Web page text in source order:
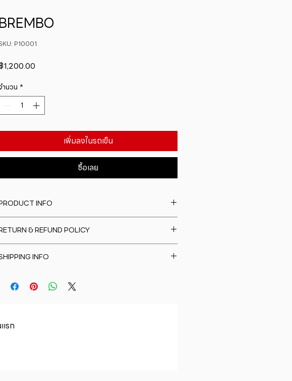
BREMBO
P10001
1,200.00
ำนวน *
เพิ่มลงในรถเข็น
ซื้อเลย
INFO
about your product such as sizing,
care and cleaning instructions. This is also a
space to write what makes this product
& REFUND POLICY
let your customers know what to do in case they
straightforward refund or exchange policy is a great
way to build trust and reassure your customers that
INFO
information about your shipping methods,
buy from you with confidence.
รก